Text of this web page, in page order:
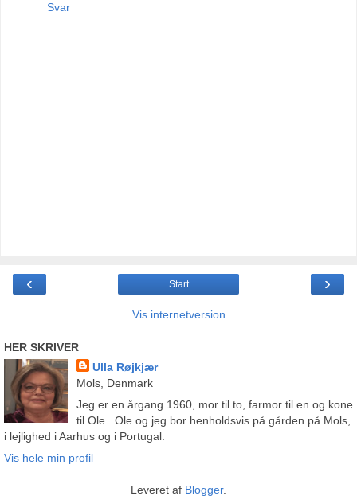
Svar
‹ ›
Start
Vis internetversion
HER SKRIVER
Ulla Røjkjær
Mols, Denmark
Jeg er en årgang 1960, mor til to, farmor til en og kone
til Ole.. Ole og jeg bor henholdsvis på gården på Mols,
i lejlighed i Aarhus og i Portugal.
Vis hele min profil
Leveret af Blogger.